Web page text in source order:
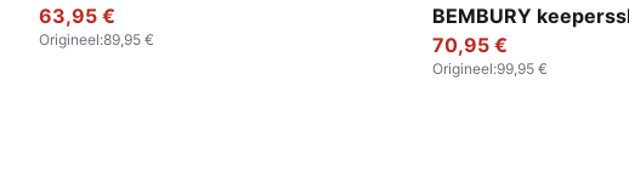
63,95 €
Origineel:89,95 €
BEMBURY
70,95 €
Origineel:99,95 €